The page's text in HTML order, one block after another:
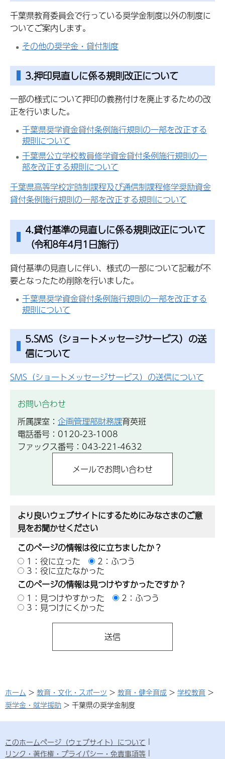
千葉県教育委員会で行っている奨学金制度以外の制度に
ついてご案内します。
その他の奨学金・貸付制度
3.押印見直しに係る規則改正について
一部の様式について押印の義務付けを廃止するための改
正を行いました。
千葉県奨学資金貸付条例施行規則の一部を改正する
規則について
千葉県公立学校教員修学資金貸付条例施行規則の一
部を改正する規則について
千葉県高等学校定時制課程及び通信制課程修学奨励資金
貸付条例施行規則の一部を改正する規則について
4.貸付基準の見直しに係る規則改正について
（令和8年4月1日施行）
貸付基準の見直しに伴い、様式の一部について記載が不
要となったため削除を行いました。
千葉県奨学資金貸付条例施行規則の一部を改正する
規則について
5.SMS（ショートメッセージサービス）の送
信について
SMS（ショートメッセージサービス）の送信について
お問い合わせ
所属課室： 企画管理部財務課育英班
電話番号：0120-23-1008
ファックス番号：043-221-4632
より良いウェブサイトにするためにみなさまのご意
見をお聞かせください
このページの情報は役に立ちましたか？
1：役に立った
2：ふつう
3：役に立たなかった
このページの情報は見つけやすかったですか？
1：見つけやすかった
2：ふつう
3：見つけにくかった
ホーム > 教育・文化・スポーツ > 教育・健全育成 > 学校教育 >
奨学金・就学援助 > 千葉県の奨学金制度
このホームページ（ウェブサイト）について
リンク・著作権・プライバシー・免責事項等